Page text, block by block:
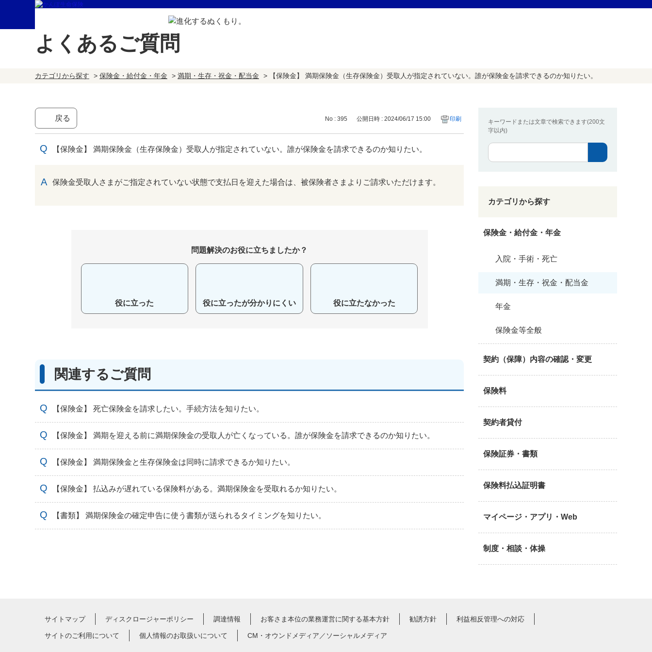
よくあるご質問
カテゴリから探す > 保険金・給付金・年金 > 満期・生存・祝金・配当金 > 【保険金】 満期保険金（生存保険金）受取人が指定されていない。誰が保険金を請求できるのか知りたい。
キーワードまたは文章で検索できます(200文
字以内)
カテゴリから探す
保険金・給付金・年金
入院・手術・死亡
満期・生存・祝金・配当金
年金
保険金等全般
契約（保障）内容の確認・変更
保険料
契約者貸付
保険証券・書類
保険料払込証明書
マイページ・アプリ・Web
制度・相談・体操
戻る No : 395 公開日時 : 2024/06/17 15:00 印刷
【保険金】 満期保険金（生存保険金）受取人が指定されていない。誰が保険金を請求できるのか知りたい。
保険金受取人さまがご指定されていない状態で支払日を迎えた場合は、被保険者さまよりご請求いただけます。
問題解決のお役に立ちましたか？
役に立った 役に立ったが分かりにくい 役に立たなかった
関連するご質問
【保険金】 死亡保険金を請求したい。手続方法を知りたい。
【保険金】 満期を迎える前に満期保険金の受取人が亡くなっている。誰が保険金を請求できるのか知りたい。
【保険金】 満期保険金と生存保険金は同時に請求できるか知りたい。
【保険金】 払込みが遅れている保険料がある。満期保険金を受取れるか知りたい。
【書類】 満期保険金の確定申告に使う書類が送られるタイミングを知りたい。
サイトマップ ディスクロージャーポリシー 調達情報 お客さま本位の業務運営に関する基本方針 勧誘方針 利益相反管理への対応
サイトのご利用について 個人情報のお取扱いについて CM・オウンドメディア／ソーシャルメディア